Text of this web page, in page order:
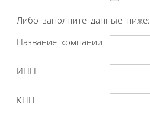
Либо заполните данные ниже:
Название компании
ИНН
КПП